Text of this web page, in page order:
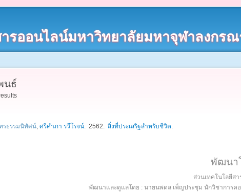
ารออนไลน์มหาวิทยาลัยมหาจุฬาลงกร
นธ์
รธรรมนิทัศน์, ศรีคำภา รวีโรจน์. 2562. สิ่งที่ประเสริฐสำหรับชีวิต.
พัฒนา
ส่วนเทคโนโลยีส
พัฒนาและดูแลโดย : นายนพดล เพ็ญประชุม นักวิชาการค